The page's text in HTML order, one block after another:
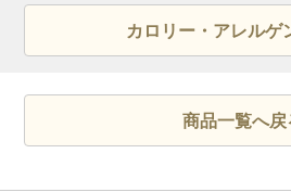
カロリー・アレルゲ
商品一覧へ戻